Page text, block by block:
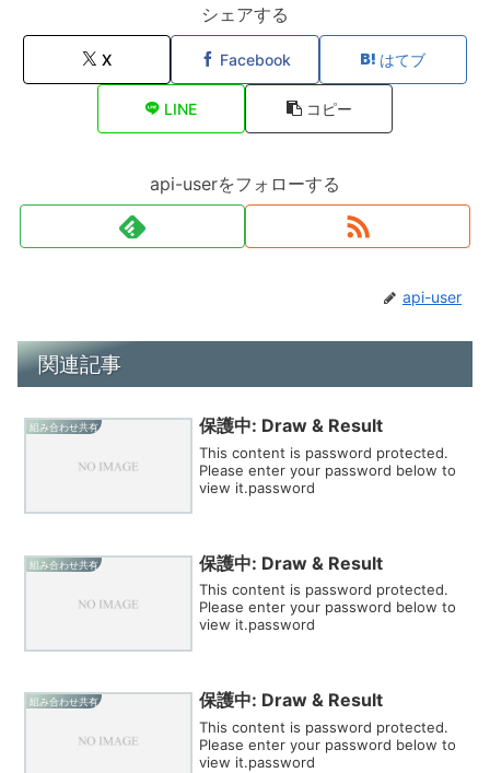
シェアする
X Facebook はてブ
LINE コピー
api-userをフォローする
api-user
関連記事
組み合わせ共有 保護中: Draw & Result
This content is password protected.
Please enter your password below to
view it.password
組み合わせ共有 保護中: Draw & Result
This content is password protected.
Please enter your password below to
view it.password
組み合わせ共有 保護中: Draw & Result
This content is password protected.
Please enter your password below to
view it.password